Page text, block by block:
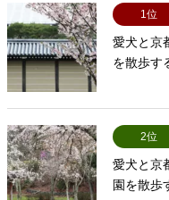
1位
愛犬と京
を散歩す
2位
愛犬と京
園を散歩